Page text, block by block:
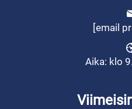
[email
Aika: klo